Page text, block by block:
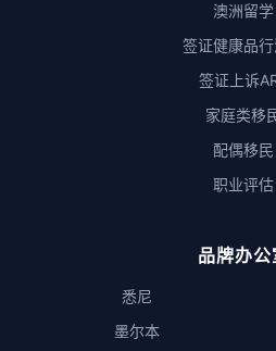
澳洲留学
签证健康品
签证上诉
家庭类移
配偶移民
职业评估
品牌办公
悉尼
墨尔本